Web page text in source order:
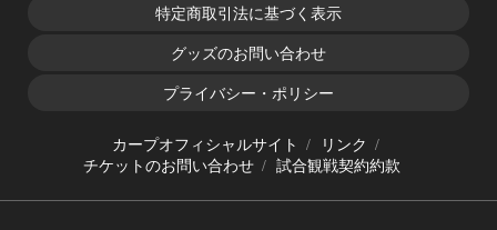
特定商取引法に基づく表示
グッズのお問い合わせ
プライバシー・ポリシー
カープオフィシャルサイト
リンク
チケットのお問い合わせ
試合観戦契約約款